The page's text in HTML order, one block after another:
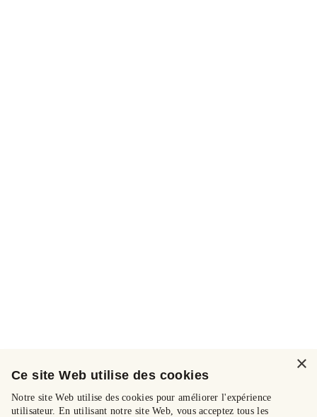
×
Ce site Web utilise des cookies
Notre site Web utilise des cookies pour améliorer l'expérience
utilisateur. En utilisant notre site Web, vous acceptez tous les